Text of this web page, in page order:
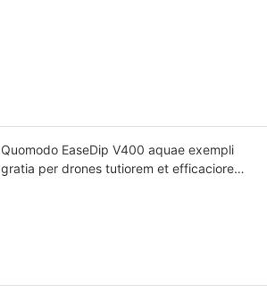
Quomodo EaseDip V400 aquae exempli
gratia per drones tutiorem et efficaciorem